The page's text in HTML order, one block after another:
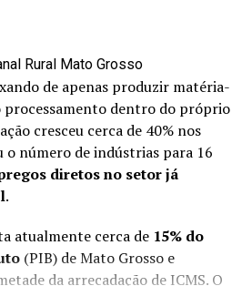
concentra
primeiro semestre
exportações, a maior parte da
maçãs ainda permanece no
de 90% da fruta produzida no
brasileiro.
considerado uma janela
externas porque coincide
Rural Mato Grosso
de apenas produzir matéria-
dentro do próprio
cresceu cerca de 40% nos
o número de indústrias para 16
diretos no setor já
.
atualmente cerca de 15% do
(PIB) de Mato Grosso e
da arrecadação de ICMS. O